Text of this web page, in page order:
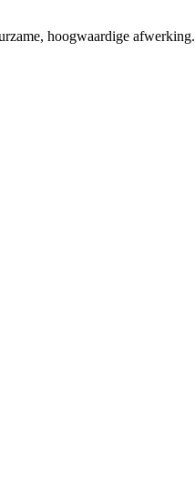
hoogwaardige afwerking.